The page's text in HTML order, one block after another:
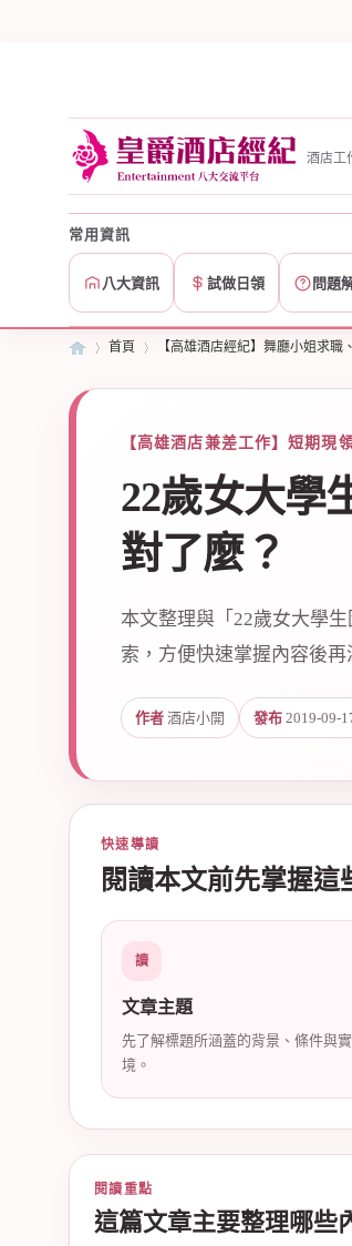
酒店工
常用資訊
八大資訊 試做日領 問題
店
首頁
›
【高雄酒店經紀】舞廳小姐求職
【高雄酒店兼差工作】短期現
22歲女大學
對了麼？
本文整理與「22歲女大學
索，方便快速掌握內容後再
作者 酒店小開 發布 2019-09-
快速導讀
閱讀本文前先掌握這
讀
文章主題
先了解標題所涵蓋的背景、條件與
境。
閱讀重點
這篇文章主要整理哪些